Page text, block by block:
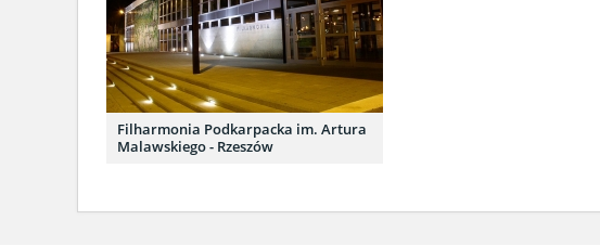
Filharmonia Podkarpacka im. Artura
Malawskiego - Rzeszów